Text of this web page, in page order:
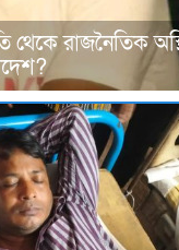
থেকে রাজনৈতিক